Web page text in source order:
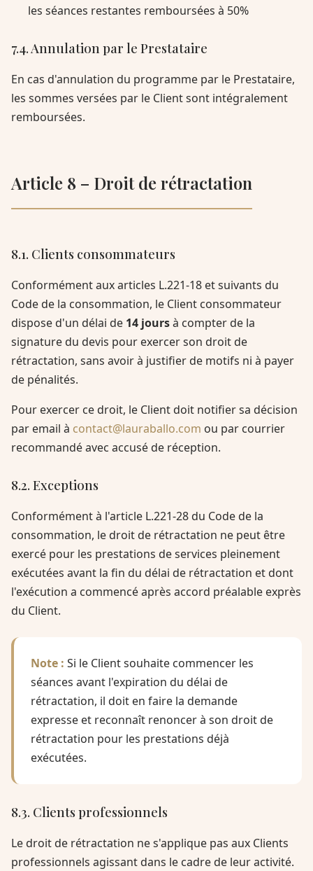
les séances restantes remboursées à 50%
7.4. Annulation par le Prestataire
En cas d'annulation du programme par le Prestataire,
les sommes versées par le Client sont intégralement
remboursées.
Article 8 – Droit de rétractation
8.1. Clients consommateurs
Conformément aux articles L.221-18 et suivants du
Code de la consommation, le Client consommateur
dispose d'un délai de 14 joursà compter de la
signature du devis pour exercer son droit de
rétractation, sans avoir à justifier de motifs ni à payer
de pénalités.
Pour exercer ce droit, le Client doit notifier sa décision
par email à contact@lauraballo.com ou par courrier
recommandé avec accusé de réception.
8.2. Exceptions
Conformément à l'article L.221-28 du Code de la
consommation, le droit de rétractation ne peut être
exercé pour les prestations de services pleinement
exécutées avant la fin du délai de rétractation et dont
l'exécution a commencé après accord préalable exprès
du Client.
Note : Si le Client souhaite commencer les
séances avant l'expiration du délai de
rétractation, il doit en faire la demande
expresse et reconnaît renoncer à son droit de
rétractation pour les prestations déjà
exécutées.
8.3. Clients professionnels
Le droit de rétractation ne s'applique pas aux Clients
professionnels agissant dans le cadre de leur activité.